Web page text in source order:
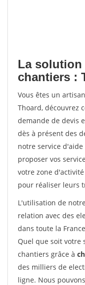
La
chantiers :
Vous êtes un
Thoard, découvrez
demande de devis
dès à présent des
notre service
proposer vos
votre zone
pour réaliser leurs
L'utilisation de
relation avec des
dans toute la
Quel que soit votre
chantiers grâce à
des milliers de
ligne. Nous